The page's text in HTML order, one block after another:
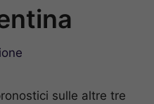
sulle altre tre